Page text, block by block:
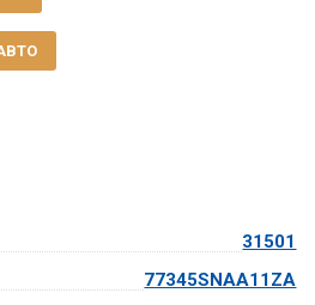
31501
77345SNAA11ZA